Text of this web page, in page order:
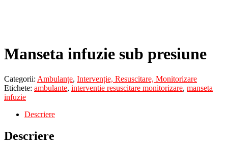
Manseta infuzie sub presiune
Categorii: Ambulanțe, Intervenție, Resuscitare, Monitorizare
Etichete: ambulante, interventie resuscitare monitorizare, manseta
infuzie
Descriere
Descriere